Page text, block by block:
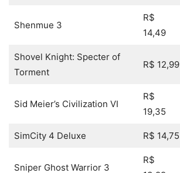
Shenmue 3
R$
14,49
Shovel Knight: Specter of
Torment
R$ 12,99
Sid Meier’s Civilization VI
R$
19,35
SimCity 4 Deluxe R$ 14,75
Sniper Ghost Warrior 3
R$